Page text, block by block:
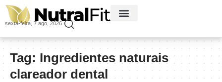
sexta-feira, 7 ago, 2026
Tag: Ingredientes naturais
clareador dental